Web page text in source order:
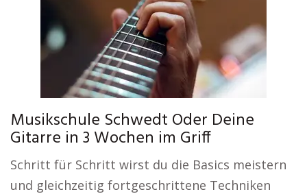
Musikschule Schwedt Oder Deine
Gitarre in 3 Wochen im Griff
Schritt für Schritt wirst du die Basics meistern
und gleichzeitig fortgeschrittene Techniken